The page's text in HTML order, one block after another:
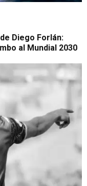
Diego Forlán:
al Mundial 2030